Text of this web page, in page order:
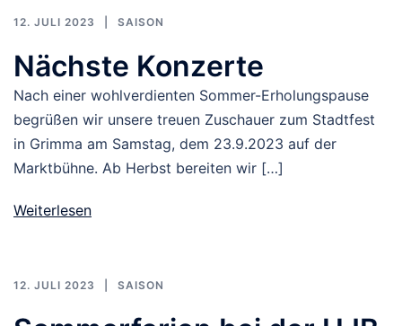
12. JULI 2023 SAISON
Nächste Konzerte
Nach einer wohlverdienten Sommer-Erholungspause
begrüßen wir unsere treuen Zuschauer zum Stadtfest
in Grimma am Samstag, dem 23.9.2023 auf der
Marktbühne. Ab Herbst bereiten wir […]
Weiterlesen
12. JULI 2023 SAISON